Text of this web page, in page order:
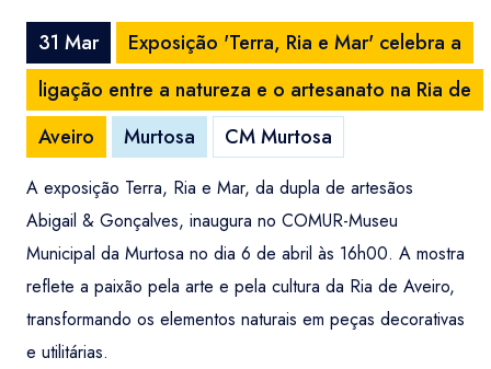
31 Mar
Exposição 'Terra, Ria e Mar' celebra a
ligação entre a natureza e o artesanato na Ria de
Aveiro
Murtosa CM Murtosa
A exposição Terra, Ria e Mar, da dupla de artesãos
Abigail & Gonçalves, inaugura no COMUR-Museu
Municipal da Murtosa no dia 6 de abril às 16h00. A mostra
reflete a paixão pela arte e pela cultura da Ria de Aveiro,
transformando os elementos naturais em peças decorativas
e utilitárias.